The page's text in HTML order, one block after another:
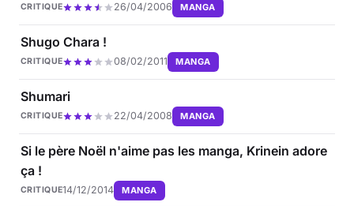
CRITIQUE 26/04/2006 MANGA
Shugo Chara !
CRITIQUE 08/02/2011 MANGA
Shumari
CRITIQUE 22/04/2008 MANGA
Si le père Noël n'aime pas les manga, Krinein adore
ça !
CRITIQUE14/12/2014 MANGA